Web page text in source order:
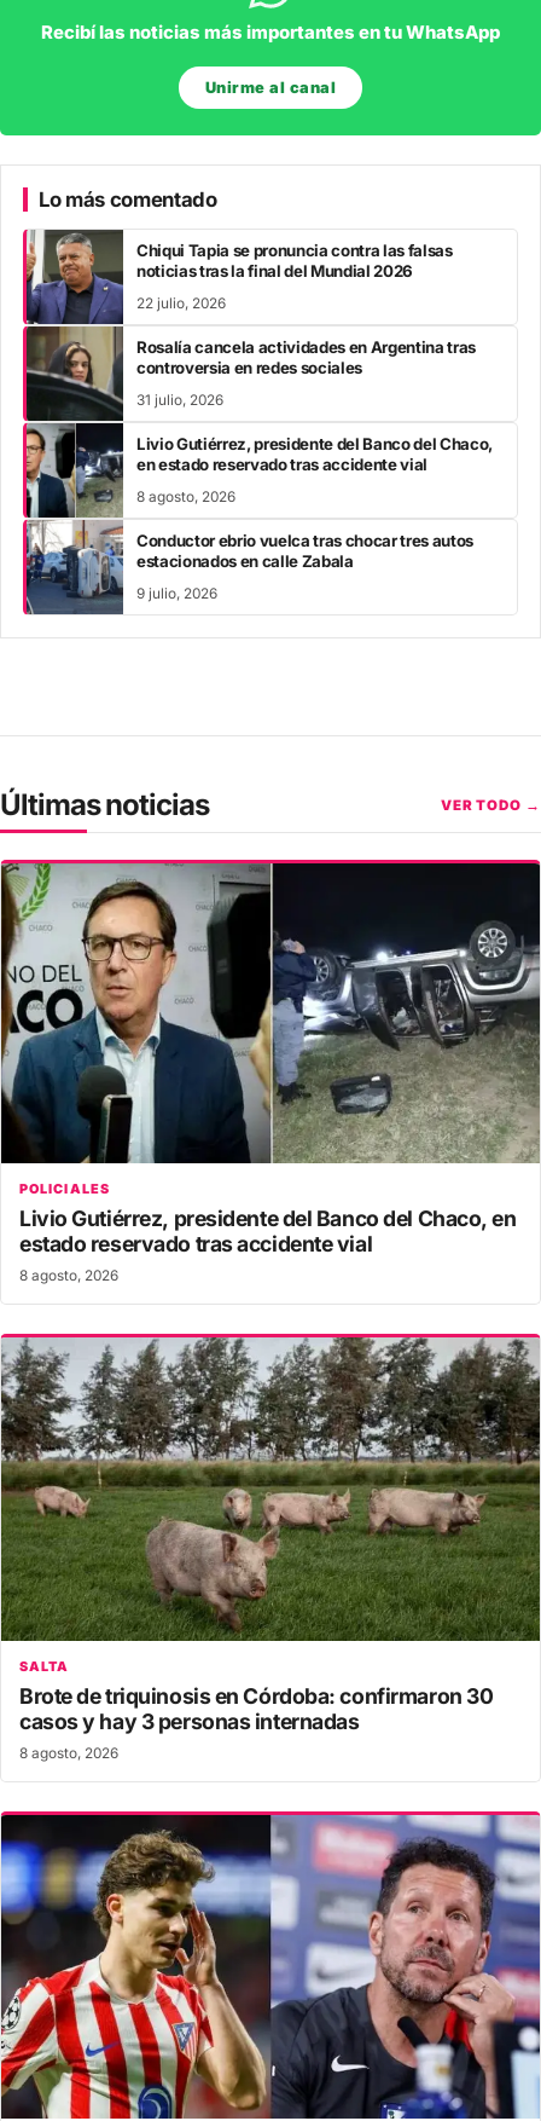
Recibí las noticias más importantes en tu WhatsApp
Unirme al canal
Lo más comentado
Chiqui Tapia se pronuncia contra las falsas
noticias tras la final del Mundial 2026
22 julio, 2026
Rosalía cancela actividades en Argentina tras
controversia en redes sociales
31 julio, 2026
Livio Gutiérrez, presidente del Banco del Chaco,
en estado reservado tras accidente vial
8 agosto, 2026
Conductor ebrio vuelca tras chocar tres autos
estacionados en calle Zabala
9 julio, 2026
Últimas noticias VER TODO →
POLICIALES
Livio Gutiérrez, presidente del Banco del Chaco, en
estado reservado tras accidente vial
8 agosto, 2026
SALTA
Brote de triquinosis en Córdoba: confirmaron 30
casos y hay 3 personas internadas
8 agosto, 2026